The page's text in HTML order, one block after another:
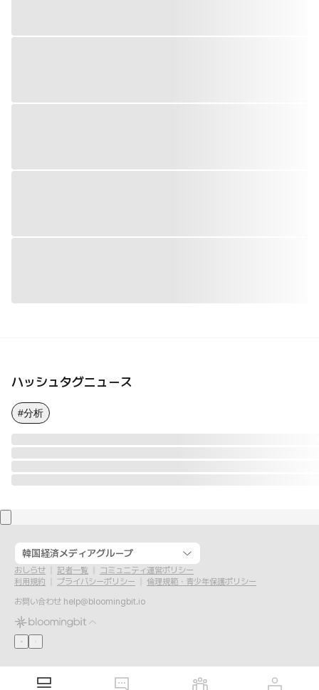
ハッシュタグニュース
#分析
韓国経済メディアグループ
おしらせ 記者一覧
コミュニティ運営ポリシー
利用規約
プライバシーポリシー
倫理規範・青少年保護ポリシー
お問い合わせ help@bloomingbit.io